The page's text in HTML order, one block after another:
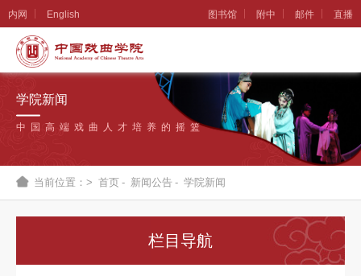
内网 English 图书馆 附中 邮件 直播
学
院
概
况
织
机
学院新闻
中国高端戏曲人才培养的摇篮
当前位置：> 首页 - 新闻公告 - 学院新闻
栏目导航